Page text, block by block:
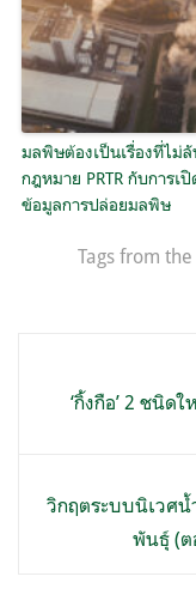
มลพิษต้องเป็นเรื่องที่ไม่ลั
กฎหมาย PRTR กับการเปิ
ข้อมูลการปล่อยมลพิษ
Tags from
เรื่อง‘กิ้งกือ’ 2 ชนิด
วิกฤตระบบนิเวศน้
พันธุ์ (ต